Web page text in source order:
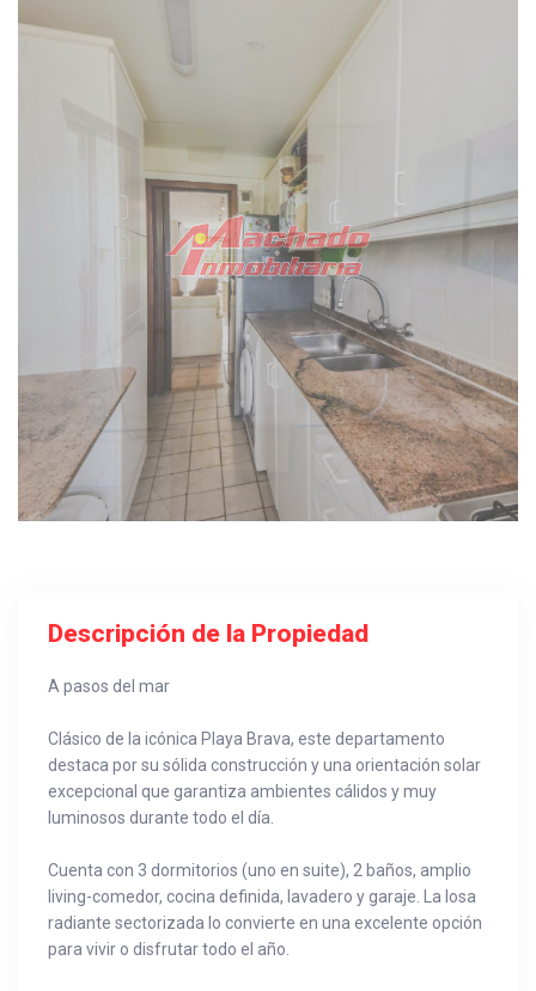
Descripción de la Propiedad
A pasos del mar
Clásico de la icónica Playa Brava, este departamento
destaca por su sólida construcción y una orientación solar
excepcional que garantiza ambientes cálidos y muy
luminosos durante todo el día.
Cuenta con 3 dormitorios (uno en suite), 2 baños, amplio
living-comedor, cocina definida, lavadero y garaje. La losa
radiante sectorizada lo convierte en una excelente opción
para vivir o disfrutar todo el año.